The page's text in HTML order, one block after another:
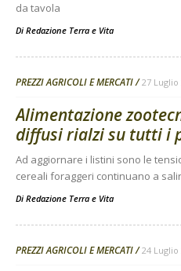
da tavola
Di Redazione Terra e Vita
PREZZI AGRICOLI E MERCATI 27 Luglio
Alimentazione
diffusi rialzi su tutti i
Ad aggiornare i listini sono le
cereali foraggeri continuano a
Di Redazione Terra e Vita
PREZZI AGRICOLI E MERCATI 24 Luglio